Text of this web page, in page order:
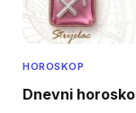
HOROSKOP
Dnevni